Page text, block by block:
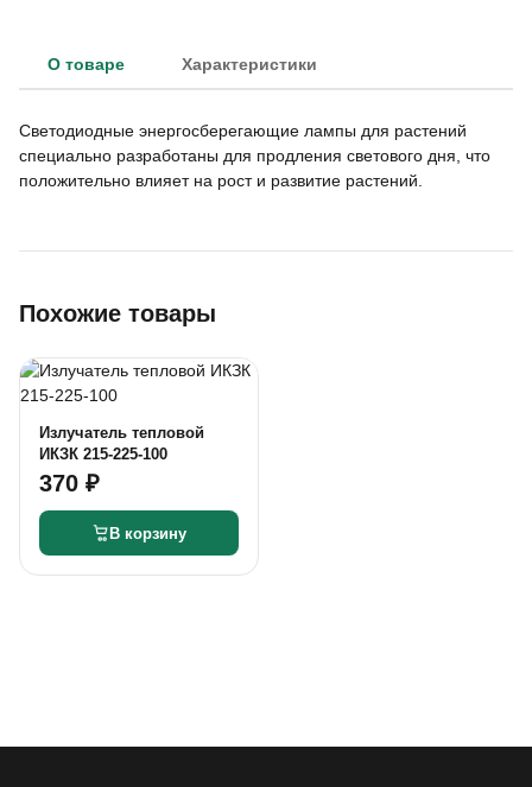
О товаре Характеристики
Светодиодные энергосберегающие лампы для растений
специально разработаны для продления светового дня, что
положительно влияет на рост и развитие растений.
Похожие товары
Излучатель тепловой
ИКЗК 215-225-100
370 ₽
В корзину